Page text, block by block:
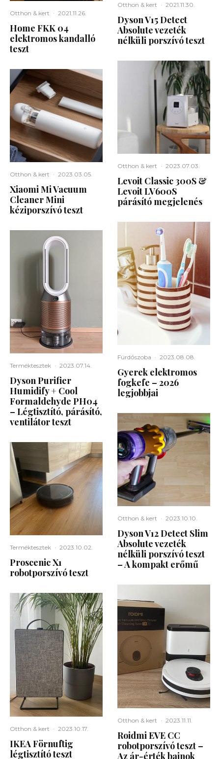
Otthon & kert · 2021.11.26.
Home FKK 04
elektromos kandalló
teszt
Otthon & kert · 2023.03.05.
Xiaomi Mi Vacuum
Cleaner Mini
kéziporszívó teszt
Terméktesztek · 2023.07.14.
Dyson Purifier
Humidify + Cool
Formaldehyde PH04
– Légtisztító, párásító,
ventilátor teszt
Terméktesztek · 2023.10.02.
Proscenic X1
robotporszívó teszt
Otthon & kert · 2023.10.17.
IKEA Förnuftig
légtisztító teszt
Otthon & kert · 2021.11.30.
Dyson V15 Detect
Absolute vezeték
nélküli porszívó teszt
Otthon & kert · 2023.07.03.
Levoit Classic 300S &
Levoit LV600S
párásító megjelenés
Fürdőszoba · 2023.08.08.
Gyerek elektromos
fogkefe – 2026
legjobbjai
Otthon & kert · 2023.10.10.
Dyson V12 Detect Slim
Absolute vezeték
nélküli porszívó teszt
– A kompakt erőmű
Otthon & kert · 2023.11.11.
Roidmi EVE CC
robotporszívó teszt –
Az ár-érték bajnok